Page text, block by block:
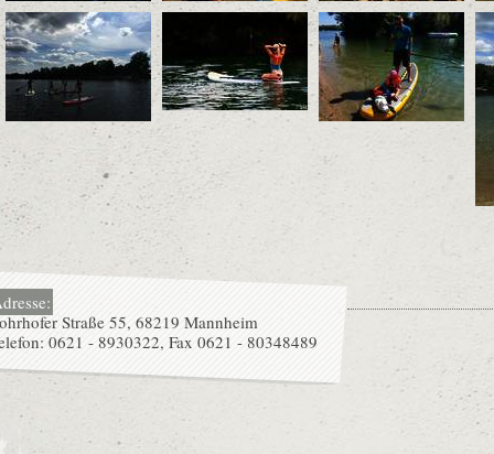
Straße 55, 68219 Mannheim
0621 - 8930322, Fax 0621 - 80348489